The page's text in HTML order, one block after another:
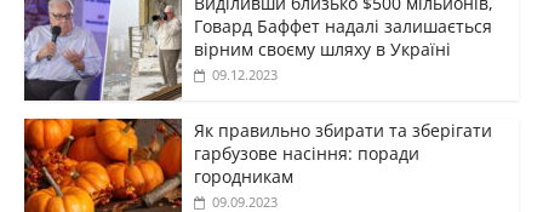
Говард Баффет надалі залишається
вірним своєму шляху в Україні
09.12.2023
Як правильно збирати та зберігати
гарбузове насіння: поради
городникам
09.09.2023